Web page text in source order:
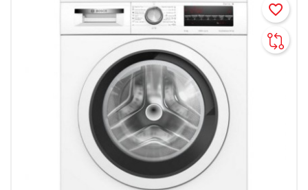
favorite_border